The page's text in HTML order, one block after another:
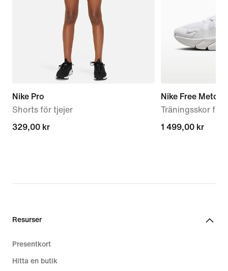
Nike Pro
Shorts för tjejer
329,00 kr
329,00 kr
Nike Free
Träningsskor för
1 499,00 kr
1 499,00 kr
Resurser
Presentkort
Hitta en butik